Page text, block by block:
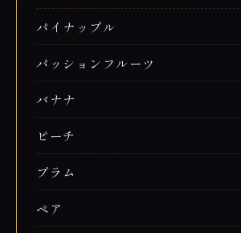
パイナップル
パッションフルーツ
バナナ
ピーチ
プラム
ペア